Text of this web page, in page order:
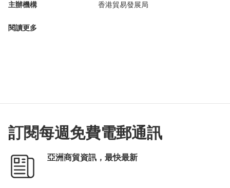
主辦機構 香港貿易發展局
閱讀更多
訂閱每週免費電郵通訊
亞洲商貿資訊，最快最新